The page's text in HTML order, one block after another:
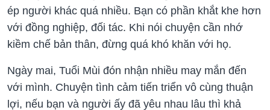
ép người khác quá nhiều. Bạn có phần khắt khe hơn
với đồng nghiệp, đối tác. Khi nói chuyện cần nhớ
kiềm chế bản thân, đừng quá khó khăn với họ.
Ngày mai, Tuổi Mùi đón nhận nhiều may mắn đến
với mình. Chuyện tình cảm tiến triển vô cùng thuận
lợi, nếu bạn và người ấy đã yêu nhau lâu thì khả